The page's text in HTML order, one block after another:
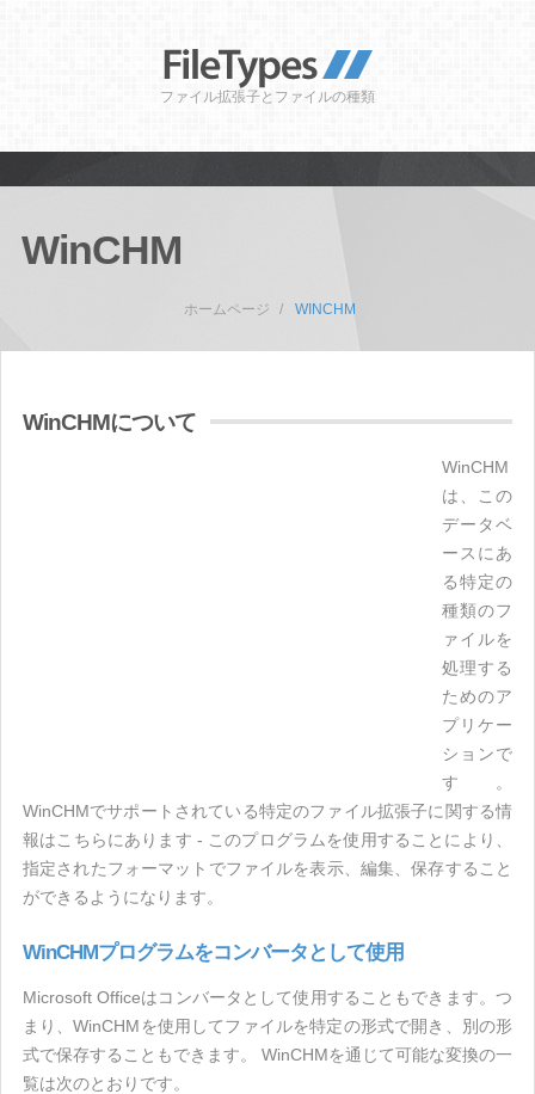
ファイル拡張子とファイルの種類
WinCHM
ホームページ WINCHM
WinCHMについて
WinCHM
は、この
データベ
ースにあ
る特定の
種類のフ
ァイルを
処理する
ためのア
プリケー
ションで
す。
WinCHMでサポートされている特定のファイル拡張子に関する情
報はこちらにあります - このプログラムを使用することにより、
指定されたフォーマットでファイルを表示、編集、保存すること
ができるようになります。
WinCHMプログラムをコンバータとして使用
Microsoft Officeはコンバータとして使用することもできます。つ
まり、WinCHMを使用してファイルを特定の形式で開き、別の形
式で保存することもできます。 WinCHMを通じて可能な変換の一
覧は次のとおりです。